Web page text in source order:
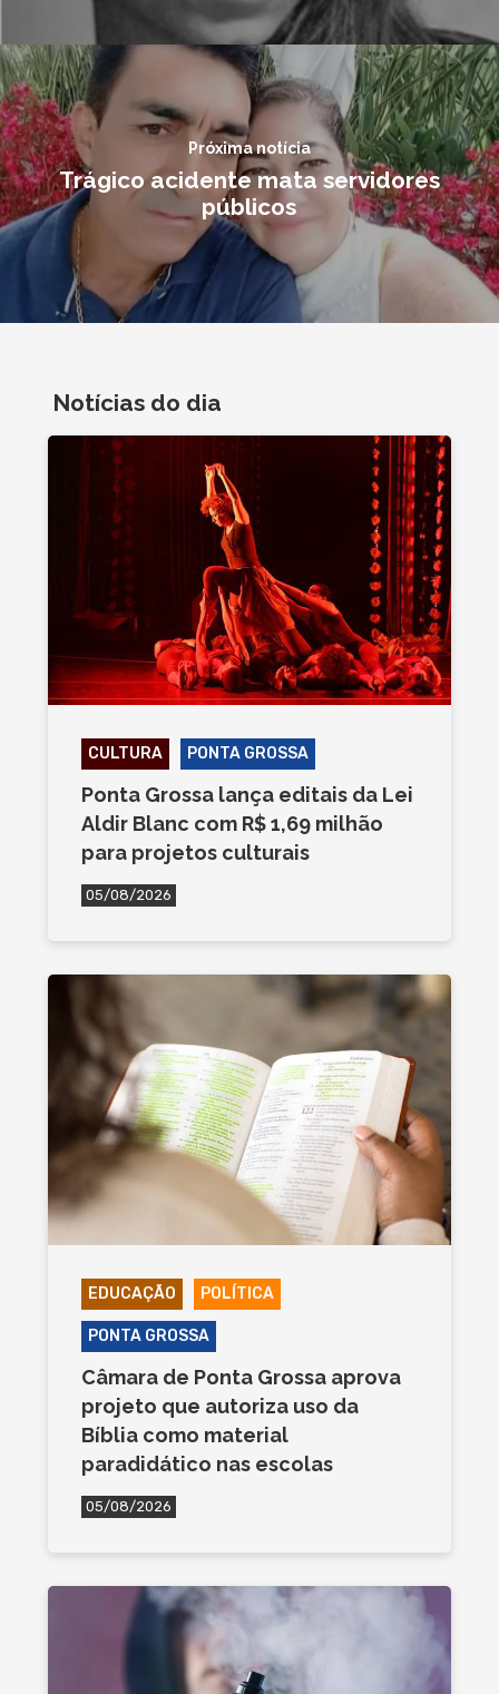
Próxima notícia
Trágico acidente mata servidores
públicos
Notícias do dia
CULTURA PONTA GROSSA
Ponta Grossa lança editais da Lei
Aldir Blanc com R$ 1,69 milhão
para projetos culturais
05/08/2026
EDUCAÇÃO POLÍTICA
PONTA GROSSA
Câmara de Ponta Grossa aprova
projeto que autoriza uso da
Bíblia como material
paradidático nas escolas
05/08/2026